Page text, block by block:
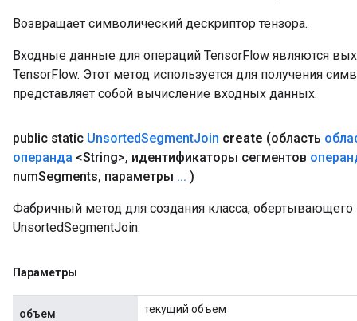
Возвращает символический дескриптор тензора.
Входные данные для операций TensorFlow являются
TensorFlow. Этот метод используется для получения
представляет собой вычисление входных данных.
public static UnsortedSegmentJoin create (область
операнда <String>, идентификаторы сегментов
numSegments, параметры ... )
Фабричный метод для создания класса,
UnsortedSegmentJoin.
Параметры
объем текущий объем